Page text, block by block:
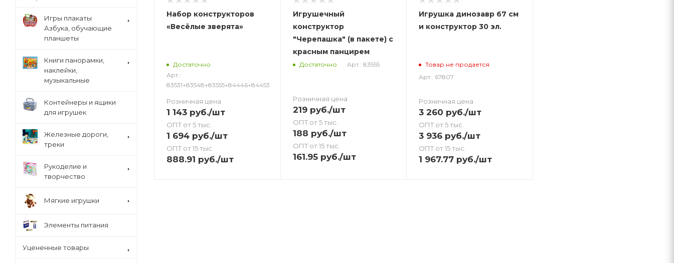
Набор конструкторов
«Весёлые зверята»
Достаточно
Арт.:
83531+83548+83555+84446+84453
Розничная цена
1 143 руб./шт
ОПТ от 5 тыс.
1 694 руб./шт
ОПТ от 15 тыс.
888.91 руб./шт
Игрушечный
конструктор
"Черепашка" (в пакете) с
красным панцирем
Достаточно Арт.: 83555
Розничная цена
219руб./шт
ОПТ от 5 тыс.
188 руб./шт
ОПТ от 15 тыс.
161.95руб./шт
Игрушка динозавр 67 см
и конструктор 30 эл.
Товар не продается
Арт.: 67807
Розничная цена
3 260 руб./шт
ОПТ от 5 тыс.
3 936 руб./шт
ОПТ от 15 тыс.
1 967.77 руб./шт
Игры плакаты
Азбука, обучающие
планшеты
Книги панорамки,
наклейки,
музыкальные
Контейнеры и ящики
для игрушек
Железные дороги,
треки
Рукоделие и
творчество
Мягкие игрушки
Элементы питания
Уцененные товары